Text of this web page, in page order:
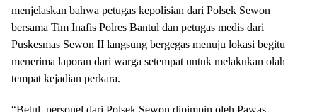
menjelaskan bahwa petugas kepolisian dari Polsek Sewon
bersama Tim Inafis Polres Bantul dan petugas medis dari
Puskesmas Sewon II langsung bergegas menuju lokasi begitu
menerima laporan dari warga setempat untuk melakukan olah
tempat kejadian perkara.
“Betul, personel dari Polsek Sewon dipimpin oleh Pawas